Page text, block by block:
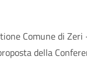
Comune di
della